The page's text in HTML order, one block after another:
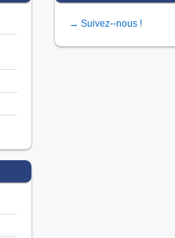
→ Suivez--nous !